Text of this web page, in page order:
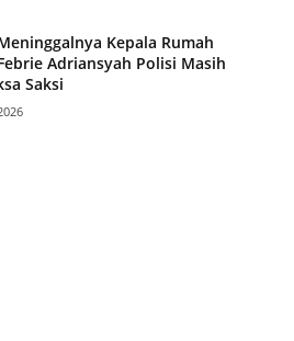
Kepala Rumah
Adriansyah Polisi Masih
Saksi